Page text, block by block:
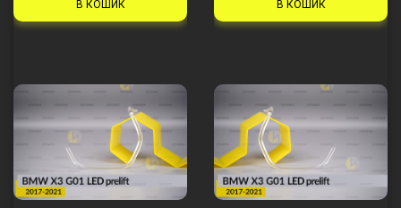
В КОШИК В КОШИК